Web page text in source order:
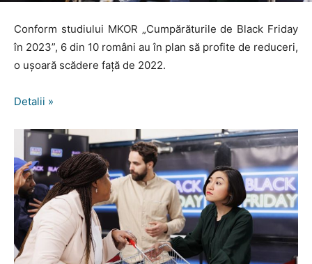
Conform studiului MKOR „Cumpărăturile de Black Friday
în 2023”, 6 din 10 români au în plan să profite de reduceri,
o ușoară scădere față de 2022.
Detalii »